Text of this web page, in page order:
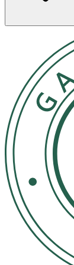
med
kan få karies
kan inträffa
perioder på
salivflödet
första
användning
produkten för
skada
mikrovågsugn.
innan du ger
WARNING! •
will cause
before
or weakness.
reach of
or loose parts